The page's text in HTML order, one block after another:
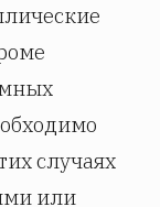
случаях
или